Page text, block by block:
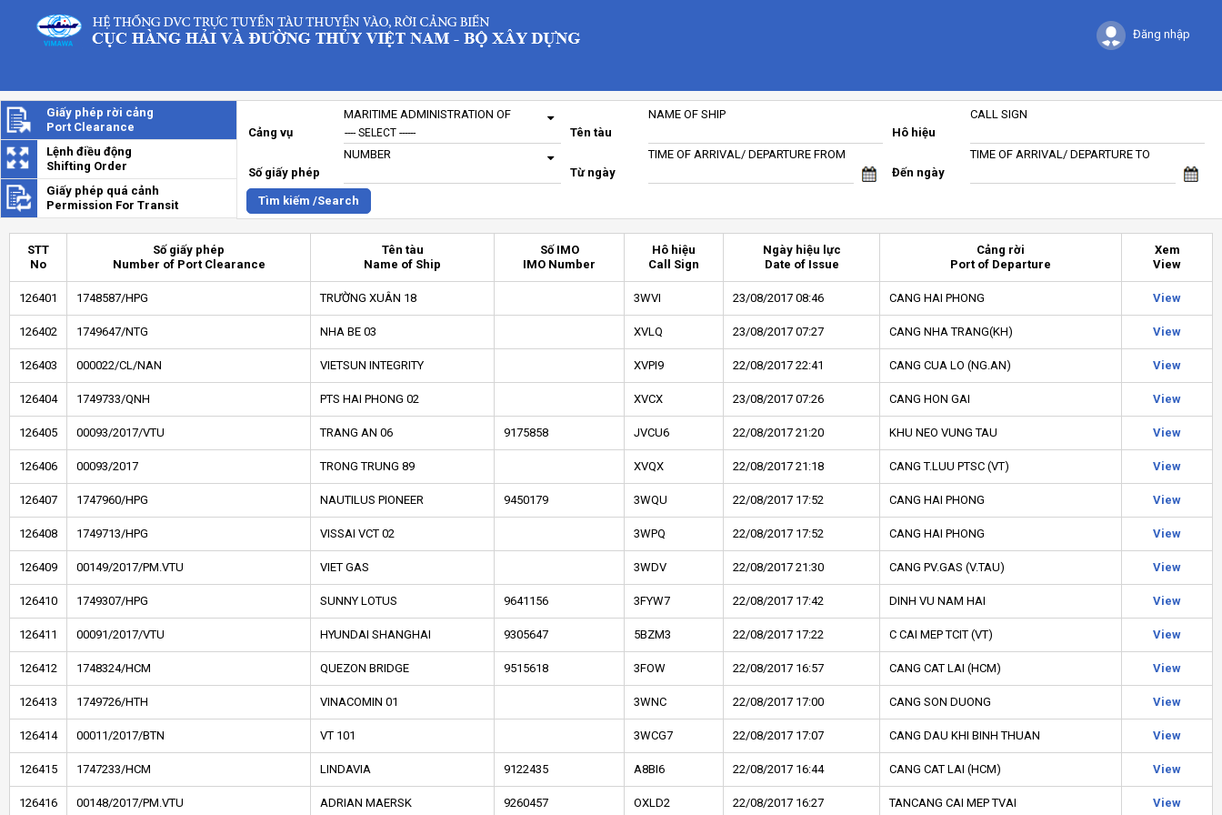
Đăng nhập
Giấy phép rời cảng
Port Clearance
Lệnh điều động
Shifting Order
Giấy phép quá cảnh
Permission For Transit
Cảng vụ
MARITIME ADMINISTRATION OF
Số giấy phép
NUMBER
Tên tàu
NAME OF SHIP
Từ ngày
TIME OF ARRIVAL/ DEPARTURE FROM
Hô hiệu
CALL SIGN
Đến ngày
TIME OF ARRIVAL/ DEPARTURE TO
Tìm kiếm /Search
STT
No
Số giấy phép
Number of Port Clearance
Tên tàu
Name of Ship
Số IMO
IMO Number
Hô hiệu
Call Sign
Ngày hiệu lực
Date of Issue
Cảng rời
Port of Departure
Xem
View
126401 1748587/HPG TRƯỜNG XUÂN 18 3WVI 23/08/2017 08:46 CANG HAI PHONG View
126402 1749647/NTG NHA BE 03 XVLQ 23/08/2017 07:27 CANG NHA TRANG(KH) View
126403 000022/CL/NAN VIETSUN INTEGRITY XVPI9 22/08/2017 22:41 CANG CUA LO (NG.AN) View
126404 1749733/QNH PTS HAI PHONG 02 XVCX 23/08/2017 07:26 CANG HON GAI View
126405 00093/2017/VTU TRANG AN 06 9175858 JVCU6 22/08/2017 21:20 KHU NEO VUNG TAU View
126406 00093/2017 TRONG TRUNG 89 XVQX 22/08/2017 21:18 CANG T.LUU PTSC (VT) View
126407 1747960/HPG NAUTILUS PIONEER 9450179 3WQU 22/08/2017 17:52 CANG HAI PHONG View
126408 1749713/HPG VISSAI VCT 02 3WPQ 22/08/2017 17:52 CANG HAI PHONG View
126409 00149/2017/PM.VTU VIET GAS 3WDV 22/08/2017 21:30 CANG PV.GAS (V.TAU) View
126410 1749307/HPG SUNNY LOTUS 9641156 3FYW7 22/08/2017 17:42 DINH VU NAM HAI View
126411 00091/2017/VTU HYUNDAI SHANGHAI 9305647 5BZM3 22/08/2017 17:22 C CAI MEP TCIT (VT) View
126412 1748324/HCM QUEZON BRIDGE 9515618 3FOW 22/08/2017 16:57 CANG CAT LAI (HCM) View
126413 1749726/HTH VINACOMIN 01 3WNC 22/08/2017 17:00 CANG SON DUONG View
126414 00011/2017/BTN VT 101 3WCG7 22/08/2017 17:07 CANG DAU KHI BINH THUAN View
126415 1747233/HCM LINDAVIA 9122435 A8BI6 22/08/2017 16:44 CANG CAT LAI (HCM) View
126416 00148/2017/PM.VTU ADRIAN MAERSK 9260457 OXLD2 22/08/2017 16:27 TANCANG CAI MEP TVAI View